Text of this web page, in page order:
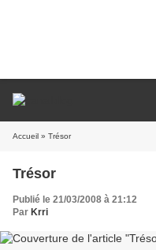
Accueil » Trésor
Trésor
Publié le 21/03/2008 à 21:12
Par Krri